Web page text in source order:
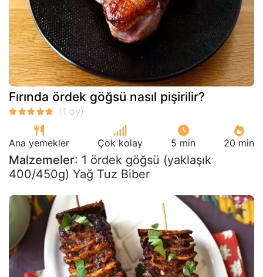
Fırında ördek göğsü nasıl pişirilir?
Ana yemekler Çok kolay 5 min 20 min
Malzemeler: 1 ördek göğsü (yaklaşık
400/450g) Yağ Tuz Biber